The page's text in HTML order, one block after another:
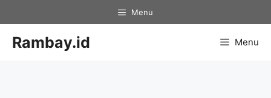
to
content
Menu
Rambay.id Menu